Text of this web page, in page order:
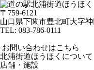
〒759-6121
山口県下関市豊北町大字神
TEL: 083-786-0111
お問い合わせはこちら
北浦街道ほうほくについて
店舗・施設